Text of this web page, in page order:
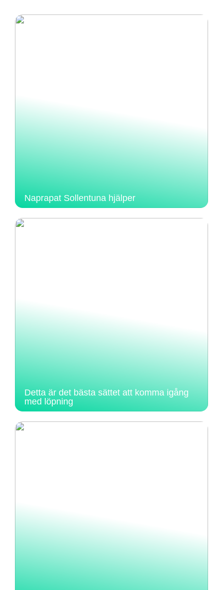
Naprapat Sollentuna hjälper
Detta är det bästa sättet att komma igång
med löpning